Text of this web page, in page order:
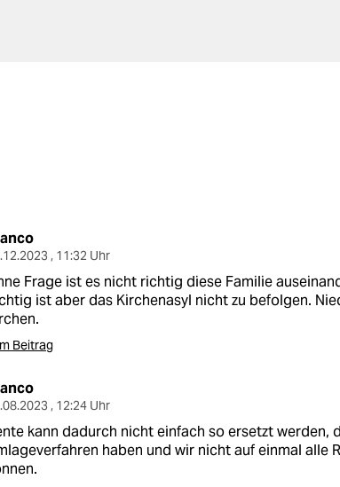
, 11:32 Uhr
Frage ist es nicht richtig diese Familie
ist aber das Kirchenasyl nicht zu befolgen.
Beitrag
, 12:24 Uhr
kann dadurch nicht einfach so ersetzt werden,
haben und wir nicht auf einmal alle